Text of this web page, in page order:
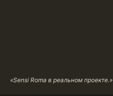
«Sensi Roma в реальном проекте.»